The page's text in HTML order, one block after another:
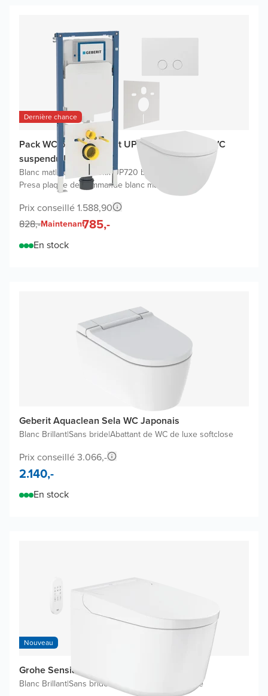
Dernière chance
Pack WC promo Geberit UP720 (2025) avec WC
suspendu Moreno
Blanc mat|Geberit Duofix UP720 bâti-support
Presa plaque de commande blanc mat
Prix conseillé 1.588,90
828,-Maintenant785,-
En stock
Geberit Aquaclean Sela WC Japonais
Blanc Brillant|Sans bride|Abattant de WC de luxe softclose
Prix conseillé 3.066,-
2.140,-
En stock
Nouveau
Grohe Sensia WC Japonais
Blanc Brillant|Sans bride|Abattant de WC softclose